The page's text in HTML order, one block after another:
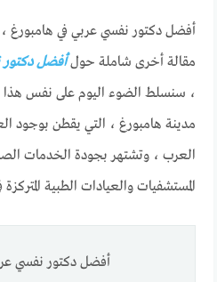
أفضل دكتور نفسي عربي في هامبورغ
مقالة أخرى شاملة حولأفضل دكتور
، سنسلط الضوء اليوم على نفس هذا
مدينة هامبورغ ، التي يقطن بوجود
العرب ، وتشتهر بجودة الخدمات
المستشفيات والعيادات الطبية المتركزة
أفضل دكتور نفسي